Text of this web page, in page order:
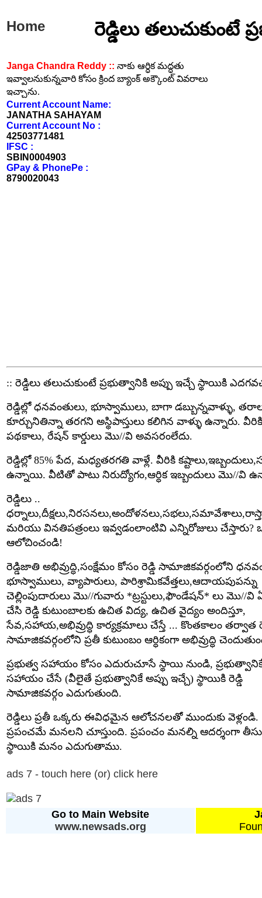
Home రెడ్డిలు తలుచుకుంటే
Janga Chandra Reddy :: నాకు ఆర్ధిక మద్ధతు
ఇవ్వాలనుకున్నవారి కోసం క్రింద బ్యాంక్ అక్కౌంట్ వివరాలు
ఇచ్చాను.
Current Account Name:
JANATHA SAHAYAM
Current Account No :
42503771481
IFSC :
SBIN0004903
GPay & PhonePe :
8790020043
:: రెడ్డిలు తలుచుకుంటే ప్రభుత్వానికి అప్పు ఇచ్చే స్థాయికి
రెడ్డిల్లో ధనవంతులు, భూస్వాములు, బాగా డబ్బున్నవాళ్ళు,
కూర్చునితిన్నా తరగని అస్థిపాస్తులు కలిగిన వాళ్ళు ఉన్నారు. వీరికి
పథకాలు, రేషన్ కార్డులు మొ//వి అవసరంలేదు.
రెడ్డిల్లో 85% పేద, మధ్యతరగతి వాళ్లే. వీరికి
ఉన్నాయి. వీటితో పాటు నిరుద్యోగం,ఆర్ధిక ఇబ్బందులు మొ//వి
రెడ్డిలు ..
మరియు వినతిపత్రంలు ఇవ్వడంలాంటివి ఎన్నిరోజులు చేస్తారు?
ఆలోచించండి!
రెడ్డిజాతి అభివ్రుద్ధి,సంక్షేమం కోసం రెడ్డి సామాజికవర్గంలోని
భూస్వాములు, వ్యాపారులు, పారిశ్రామికవేత్తలు,ఆదాయపుపన్ను
చెల్లింపుదారులు మొ//గువారు *ట్రస్టులు,ఫౌండేషన్* లు మొ//వి
చేసి రెడ్డి కుటుంబాలకు ఉచిత విద్య, ఉచిత వైద్యం అందిస్తూ,
సేవ,సహాయ,అభివ్రుద్ధి కార్యక్రమాలు చేస్తే ... కొంతకాలం తర్వాత
సామాజికవర్గంలోని ప్రతీ కుటుంబం ఆర్ధికంగా అభివ్రుద్ధి
ప్రభుత్వ సహాయం కోసం ఎదురుచూసే స్థాయి నుండి,
సహాయం చేసే (వీలైతే ప్రభుత్వానికే అప్పు ఇచ్చే) స్థాయికి రెడ్డి
సామాజికవర్గం ఎదుగుతుంది.
రెడ్డిలు ప్రతీ ఒక్కరు ఈవిధమైన ఆలోచనలతో ముందుకు వెళ్లండి.
ప్రపంచమే మనలని చూస్తుంది. ప్రపంచం మనల్ని ఆదర్శంగా
స్థాయికి మనం ఎదుగుతాము.
ads 7 - touch here (or) click here
Go to Main Website
www.newsads.org